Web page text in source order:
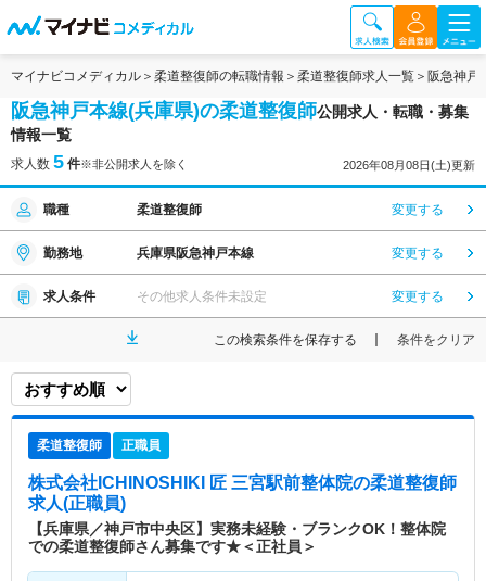
マイナビコメディカル 柔道整復師の転職情報 柔道整復師求人一覧 阪急神戸
阪急神戸本線(兵庫県)の柔道整復師公開求人・転職・募集
情報一覧
求人数 5 件※非公開求人を除く 2026年08月08日(土)更新
職種 柔道整復師 変更する
勤務地 兵庫県阪急神戸本線 変更する
求人条件 その他求人条件未設定 変更する
この検索条件を保存する 条件をクリア
柔道整復師 正職員
株式会社ICHINOSHIKI 匠 三宮駅前整体院の柔道整復師
求人(正職員)
【兵庫県／神戸市中央区】実務未経験・ブランクOK！整体院
での柔道整復師さん募集です★＜正社員＞